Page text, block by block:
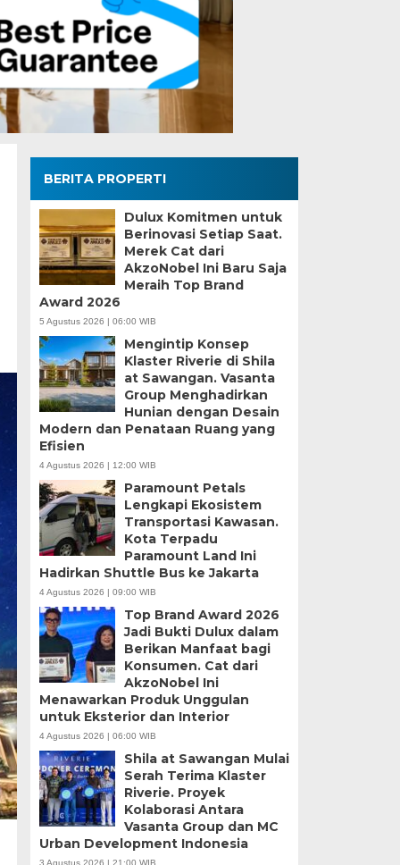
BERITA PROPERTI
Dulux Komitmen untuk
Berinovasi Setiap Saat.
Merek Cat dari
AkzoNobel Ini Baru Saja
Meraih Top Brand
Award 2026
5 Agustus 2026 | 06:00 WIB
Mengintip Konsep
Klaster Riverie di Shila
at Sawangan. Vasanta
Group Menghadirkan
Hunian dengan Desain
Modern dan Penataan Ruang yang
Efisien
4 Agustus 2026 | 12:00 WIB
Paramount Petals
Lengkapi Ekosistem
Transportasi Kawasan.
Kota Terpadu
Paramount Land Ini
Hadirkan Shuttle Bus ke Jakarta
4 Agustus 2026 | 09:00 WIB
Top Brand Award 2026
Jadi Bukti Dulux dalam
Berikan Manfaat bagi
Konsumen. Cat dari
AkzoNobel Ini
Menawarkan Produk Unggulan
untuk Eksterior dan Interior
4 Agustus 2026 | 06:00 WIB
Shila at Sawangan Mulai
Serah Terima Klaster
Riverie. Proyek
Kolaborasi Antara
Vasanta Group dan MC
Urban Development Indonesia
3 Agustus 2026 | 21:00 WIB